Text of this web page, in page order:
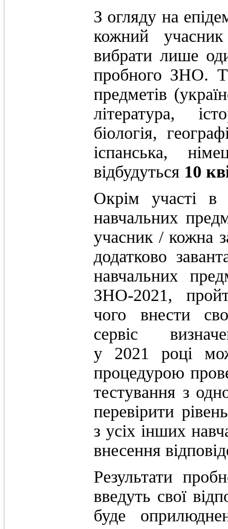
З огляду на
кожний
вибрати лише
пробного ЗНО.
предметів
література,
біологія,
іспанська,
відбудуться 10
Окрім участі
навчальних
учасник / кожна
додатково
навчальних
ЗНО-2021,
чого внести
сервіс
у 2021 році
процедурою
тестування з
перевірити
з усіх інших
внесення
Результати
введуть свої
буде